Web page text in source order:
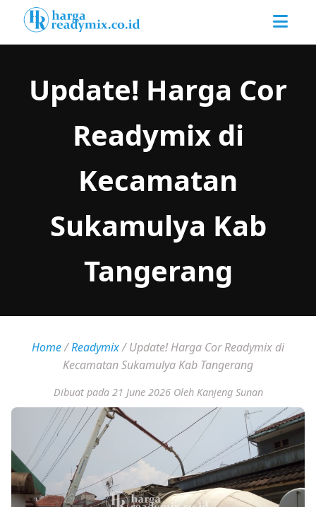
Update! Harga Cor
Readymix di
Kecamatan
Sukamulya Kab
Tangerang
Home/Readymix/Update! Harga Cor Readymix di
Kecamatan Sukamulya Kab Tangerang
Dibuat pada 21 June 2026 Oleh Kanjeng Sunan